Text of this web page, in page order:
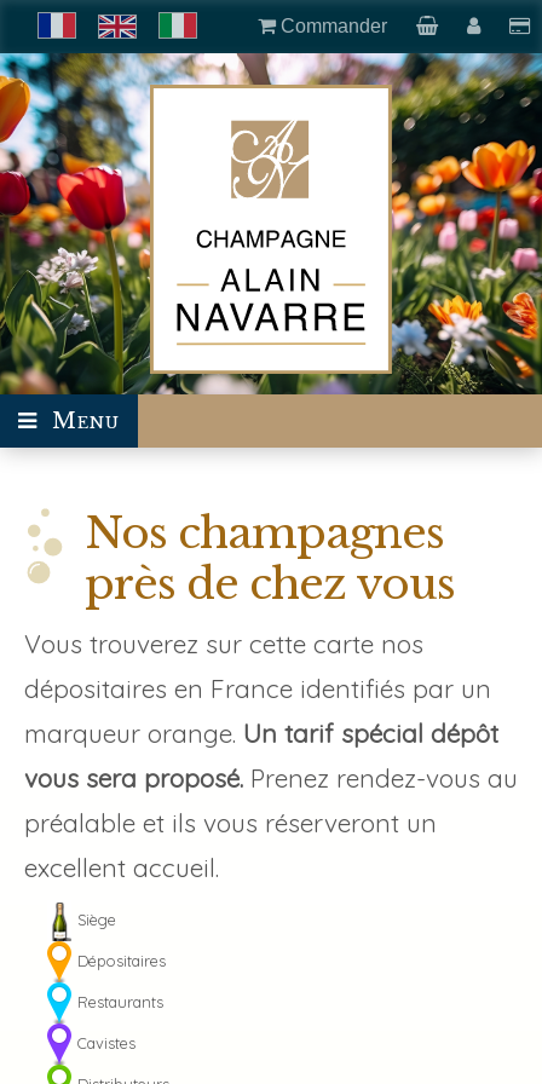
Menu
Nos champagnes
près de chez vous
Vous trouverez sur cette carte nos
dépositaires en France identifiés par un
marqueur orange. Un tarif spécial dépôt
vous sera proposé. Prenez rendez-vous au
préalable et ils vous réserveront un
excellent accueil.
Siège
Dépositaires
Restaurants
Cavistes
Commander